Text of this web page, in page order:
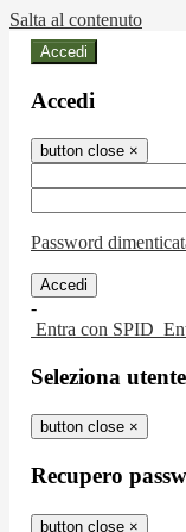
Salta al contenuto
Accedi
Accedi
button close ×
Password
-
Entra con SPID
Seleziona utente
button close ×
Recupero
button close ×